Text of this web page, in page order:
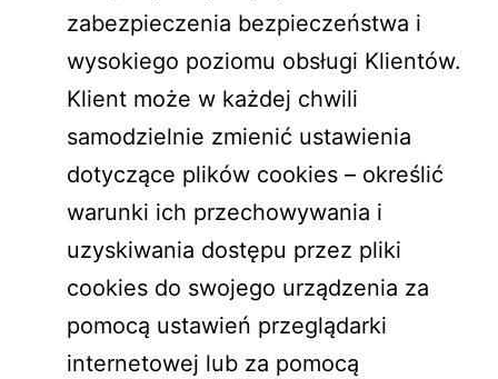
zabezpieczenia bezpieczeństwa i
wysokiego poziomu obsługi Klientów.
Klient może w każdej chwili
samodzielnie zmienić ustawienia
dotyczące plików cookies – określić
warunki ich przechowywania i
uzyskiwania dostępu przez pliki
cookies do swojego urządzenia za
pomocą ustawień przeglądarki
internetowej lub za pomocą